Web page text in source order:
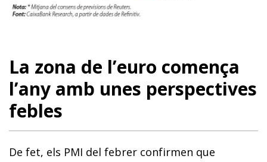
La zona de l’euro comença
l’any amb unes perspectives
febles
De fet, els PMI del febrer confirmen que